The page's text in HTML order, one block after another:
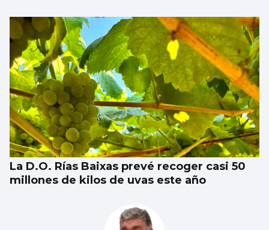
La D.O. Rías Baixas prevé recoger casi 50
millones de kilos de uvas este año